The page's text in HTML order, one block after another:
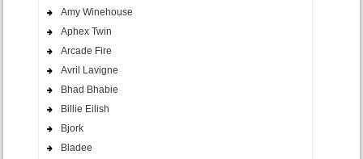
Amy Winehouse
Aphex Twin
Arcade Fire
Avril Lavigne
Bhad Bhabie
Billie Eilish
Bjork
Bladee